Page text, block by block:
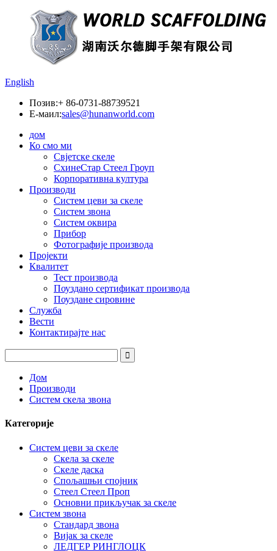
English
Позив:+ 86-0731-88739521
Е-маил:sales@hunanworld.com
дом
Ко смо ми
Свјетске скеле
СхинеСтар Стеел Гроуп
Корпоративна култура
Производи
Систем цеви за скеле
Систем звона
Систем оквира
Прибор
Фотографије производа
Пројекти
Квалитет
Тест производа
Поуздано сертификат производа
Поуздане сировине
Служба
Вести
Контактирајте нас
Дом
Производи
Систем скела звона
Категорије
Систем цеви за скеле
Скела за скеле
Скеле даска
Спољашњи спојник
Стеел Стеел Проп
Основни прикључак за скеле
Систем звона
Стандард звона
Вијак за скеле
ЛЕДГЕР РИНГЛОЦК